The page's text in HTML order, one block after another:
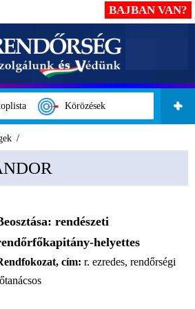
Körözések
BAJBAN VAN?
rendészeti
helyettes
cím: r. ezredes, rendőrségi